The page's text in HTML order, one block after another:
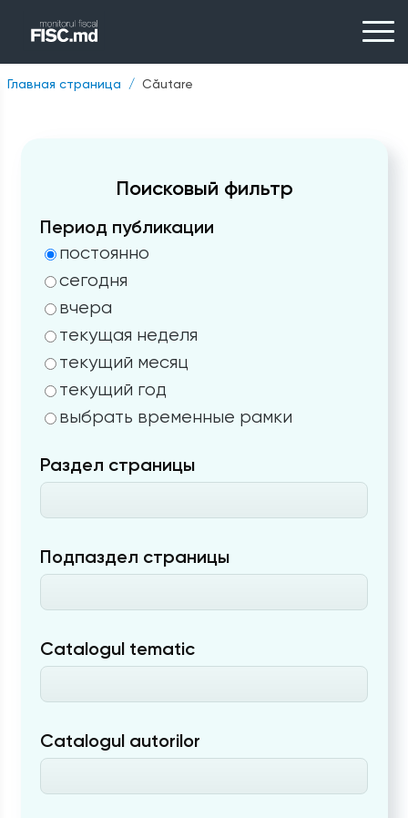
Главная страница Căutare
Поисковый фильтр
Период публикации
постоянно
сегодня
вчера
текущая неделя
текущий месяц
текущий год
выбрать временные рамки
Раздел страницы
Подпаздел страницы
Catalogul tematic
Catalogul autorilor